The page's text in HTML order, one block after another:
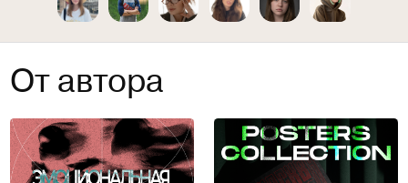
От автора